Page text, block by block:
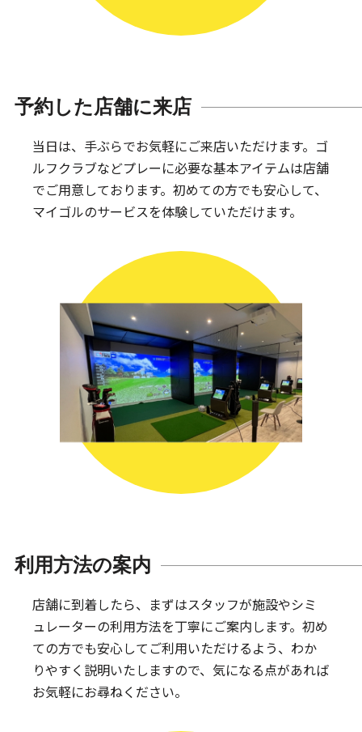
予約した店舗に来店
当日は、手ぶらでお気軽にご来店いただけます。 ゴ
ルフクラブなどプレーに必要な基本アイテムは店舗
でご用意しております。初めての方でも安心して、
マイゴルのサービスを体験していただけます。
利用方法の案内
店舗に到着したら、まずはスタッフが施設やシミ
ュレーターの利用方法を丁寧にご案内します。初め
ての方でも安心してご利用いただけるよう、わか
りやすく説明いたしますので、気になる点があれば
お気軽にお尋ねください。